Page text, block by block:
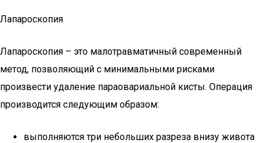
Лапароскопия
Лапароскопия – это малотравматичный современный
метод, позволяющий с минимальными рисками
произвести удаление параовариальной кисты. Операция
производится следующим образом:
выполняются три небольших разреза внизу живота